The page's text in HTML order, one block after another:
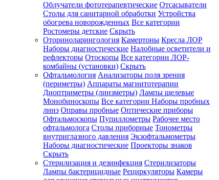
Облучатели фототерапевтические Отсасыватели
Столы для санитарной обработки Устройства
обогрева новорожденных Все категории
Ростомеры детские Скрыть
Оториноларингология Камертоны Кресла ЛОР
Наборы диагностические Налобные осветители и
рефлекторы Отоскопы Все категории ЛОР-
комбайны (установки) Скрыть
Офтальмология Анализаторы поля зрения
(периметры) Аппараты магнитотерапии
Диоптриметры (линзметры) Лампы щелевые
Монобиноскопы Все категории Наборы пробных
линз Оправы пробные Оптические приборы
Офтальмоскопы Пупиллометры Рабочее место
офтальмолога Столы приборные Тонометры
внутриглазного давления Экзофтальмометры
Наборы диагностические Проекторы знаков
Скрыть
Стерилизация и дезинфекция Стерилизаторы
Лампы бактерицидные Рециркуляторы Камеры